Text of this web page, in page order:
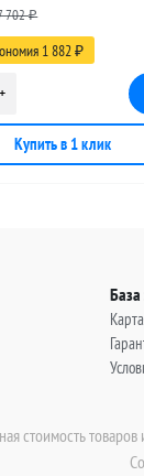
702₽
1 882₽
стоимость